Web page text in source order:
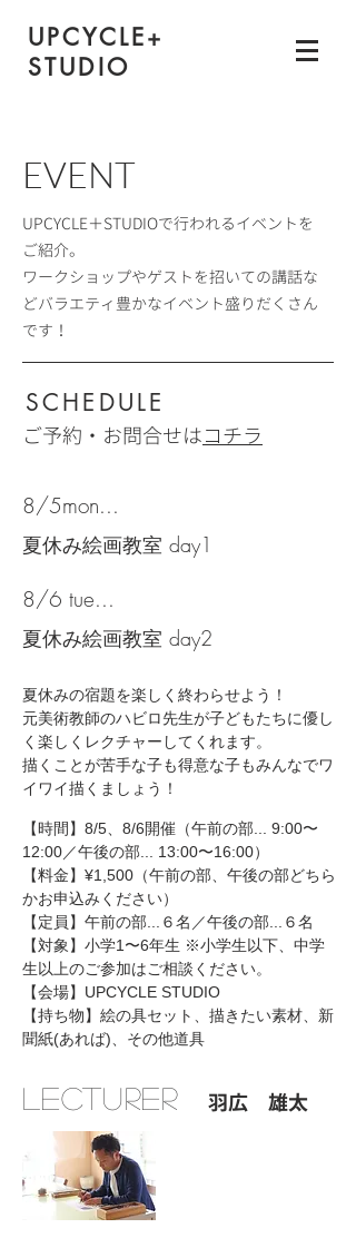
UPCYCLE+
STUDIO
​EVENT
UPCYCLE＋STUDIOで行われるイベントを
ご紹介。
ワークショップやゲストを招いての講話な
どバラエティ豊かなイベント盛りだくさん
です！
​SCHEDULE
​ご予約・お問合せはコチラ
8/5mon...
​夏休み絵画教室 day1
8/6 tue...
​夏休み絵画教室 day2
夏休みの宿題を楽しく終わらせよう！
元美術教師のハビロ先生が子どもたちに優し
く楽しくレクチャーしてくれます。
​描くことが苦手な子も得意な子もみんなでワ
イワイ描くましょう！
【時間】 8/5、8/6開催（午前の部... 9:00〜
12:00／午後の部... 13:00〜16:00）
【料金】¥1,500（午前の部、午後の部どちら
かお申込みください）
​【定員】午前の部...６名／午後の部...６名
【対象 】小学1 〜6年生 ※小学生以下、中学
生以上のご参加はご相談ください。
【会場】UPCYCLE STUDIO
【持ち物】絵の具セット、描きたい素材、新
聞紙(あれば)、その他道具
lecturer ​ 羽広 雄太